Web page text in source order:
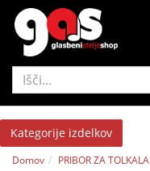
Kategorije izdelkov
Domov PRIBOR ZA TOLKALA